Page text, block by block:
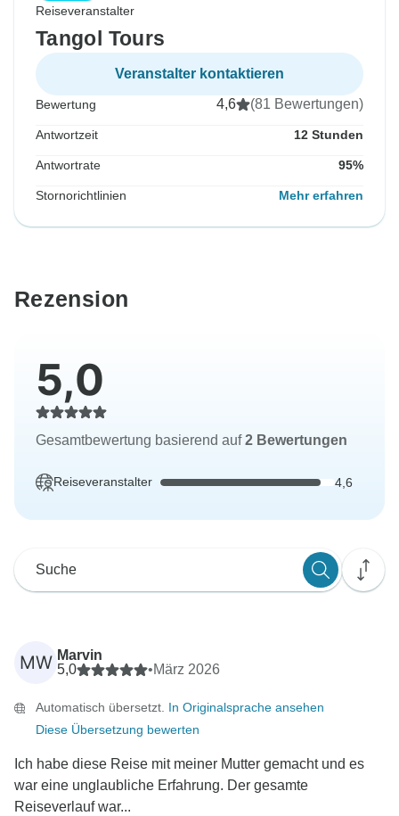
Reiseveranstalter
Tangol Tours
Veranstalter kontaktieren
Bewertung 4,6 (81 Bewertungen)
Antwortzeit 12 Stunden
Antwortrate 95%
Stornorichtlinien Mehr erfahren
Rezension
5,0
Gesamtbewertung basierend auf2 Bewertungen
Reiseveranstalter 4,6
MW Marvin
5,0
•März 2026
Automatisch übersetzt. In Originalsprache ansehen
Diese Übersetzung bewerten
Ich habe diese Reise mit meiner Mutter gemacht und es
war eine unglaubliche Erfahrung. Der gesamte
Reiseverlauf war...